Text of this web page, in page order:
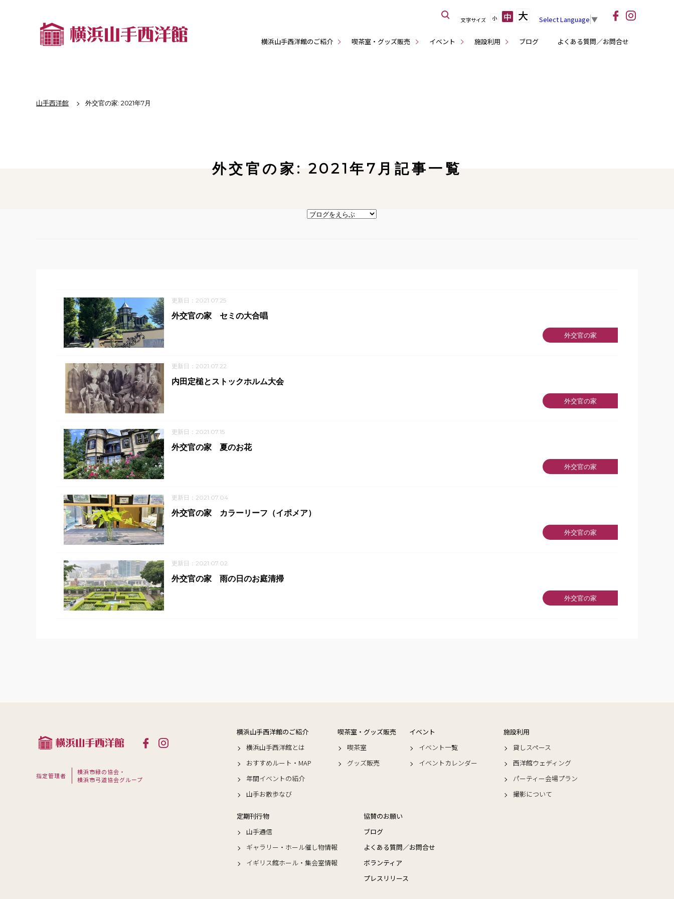
横浜山手西洋館のご紹介 喫茶室・グッズ販売 イベント 施設利用 ブログ よくある質問／お問合せ
文字サイズ 小 中 大 Select Language ▼
山手西洋館 外交官の家: 2021年7月
外交官の家: 2021年7月記事一覧
更新日：2021.07.25
外交官の家
外交官の家 セミの大合唱
更新日：2021.07.22
外交官の家
内田定槌とストックホルム大会
更新日：2021.07.15
外交官の家
外交官の家 夏のお花
更新日：2021.07.04
外交官の家
外交官の家 カラーリーフ（イポメア）
更新日：2021.07.02
外交官の家
外交官の家 雨の日のお庭清掃
指定管理者
横浜市緑の協会・
横浜市弓道協会グループ
横浜山手西洋館のご紹介
横浜山手西洋館とは
おすすめルート・MAP
年間イベントの紹介
山手お散歩なび
喫茶室・グッズ販売
喫茶室
グッズ販売
イベント
イベント一覧
イベントカレンダー
施設利用
貸しスペース
西洋館ウェディング
パーティー会場プラン
撮影について
定期刊行物
山手通信
ギャラリー・ホール催し物情報
イギリス館ホール・集会室情報
協賛のお願い
ブログ
よくある質問／お問合せ
ボランティア
プレスリリース